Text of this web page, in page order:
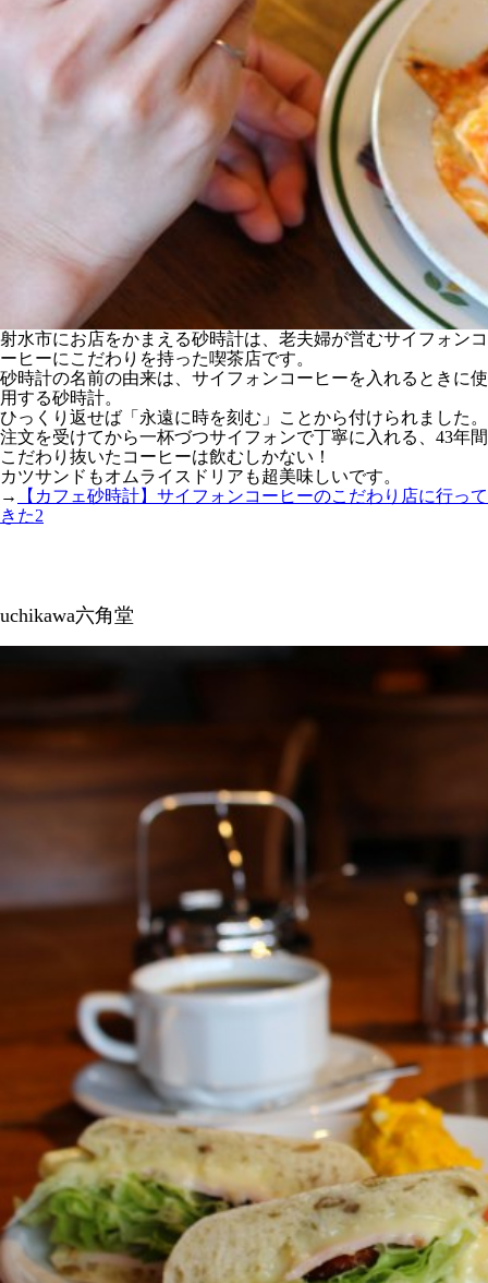
射水市にお店をかまえる砂時計は、老夫婦が営むサイフォンコ
ーヒーにこだわりを持った喫茶店です。
砂時計の名前の由来は、サイフォンコーヒーを入れるときに使
用する砂時計。
ひっくり返せば「永遠に時を刻む」ことから付けられました。
注文を受けてから一杯づつサイフォンで丁寧に入れる、43年間
こだわり抜いたコーヒーは飲むしかない！
カツサンドもオムライスドリアも超美味しいです。
→
【カフェ砂時計】サイフォンコーヒーのこだわり店に行って
きた2
uchikawa六角堂